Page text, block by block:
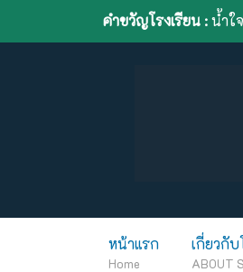
คำขวัญโรงเรียน :น้ำใ
หน้าแรก
Home
เกี่ยวกับ
ABOUT